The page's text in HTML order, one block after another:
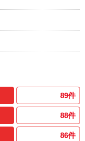
89件
88件
86件